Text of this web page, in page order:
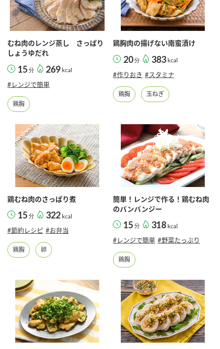
お酢ドリンク ぽん酢
みりん風・料理酒
スープ 中華
クイック調味料 レモン果汁
ふりかけ おすしの素
納豆 Fibee
キャンペーン情報
ブランド・スペシャルサイト
ブランド・スペシャルサイト トップ
商品ブランドサイト
Fibee（ファイビー）
くらしプラ酢
お酢ドリンク
味ぽん
ぽん酢
かおりの蔵
つゆ
鍋なび
納豆のサイト
PIN印
千夜
スペシャルサイト
お酢を知ろう！
すしラボ
企業情報
国内事業概要
企業理念
ミツカンの歴史
ミツカンを知る
環境への取り組み
水の文化センター（アーカイブ）
MIM（ミツカンミュージアム）
各部門が大切にしていること
採用情報
ニュースリリース
お客様相談センター
販売終了製品のご案内
よくあるご質問
お問い合わせ
むね肉のレンジ蒸し さっぱり
しょうゆだれ
15分 269 kcal
#レンジで簡単
鶏胸
鶏胸肉の揚げない南蛮漬け
20分 383 kcal
#作りおき #スタミナ
鶏胸 玉ねぎ
鶏むね肉のさっぱり煮
15分 322 kcal
#節約レシピ #お弁当
鶏胸 卵
簡単！レンジで作る！鶏むね肉
のバンバンジー
15分 318 kcal
#レンジで簡単 #野菜たっぷり
鶏胸